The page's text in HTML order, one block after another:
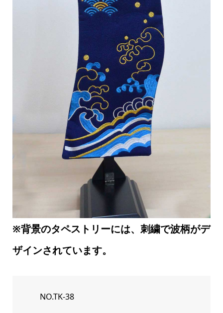
※背景のタペストリーには、刺繍で波柄がデ
ザインされています。
NO.TK-38